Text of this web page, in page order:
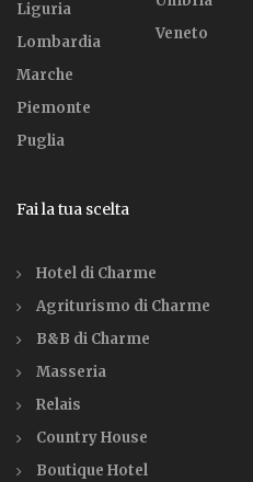
Liguria
Lombardia
Marche
Piemonte
Puglia
Veneto
Fai la tua scelta
Hotel di Charme
Agriturismo di Charme
B&B di Charme
Masseria
Relais
Country House
Boutique Hotel